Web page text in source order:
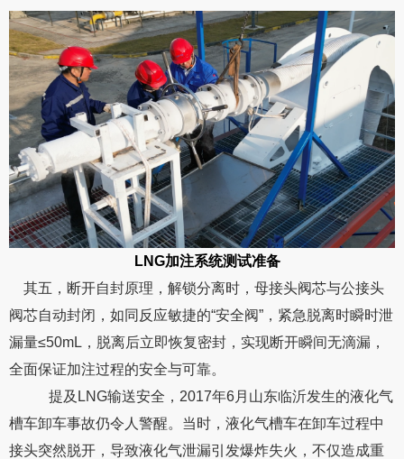
LNG加注系统测试准备
其五，断开自封原理，解锁分离时，母接头阀芯与公接头
阀芯自动封闭，如同反应敏捷的“安全阀”，紧急脱离时瞬时泄
漏量≤50mL，脱离后立即恢复密封，实现断开瞬间无滴漏，
全面保证加注过程的安全与可靠。
提及LNG输送安全，2017年6月山东临沂发生的液化气
槽车卸车事故仍令人警醒。当时，液化气槽车在卸车过程中
接头突然脱开，导致液化气泄漏引发爆炸失火，不仅造成重